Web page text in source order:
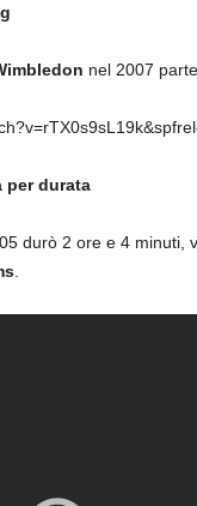
nel 2007
per durata
durò 2 ore e 4 minuti,
.